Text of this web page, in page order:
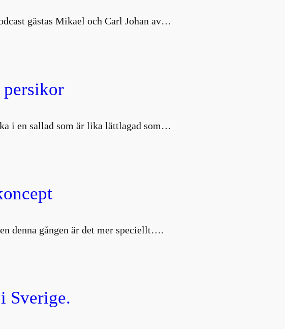
gästas Mikael och Carl Johan av…
persikor
i en sallad som är lika lättlagad som…
denna gången är det mer speciellt….
Sverige.